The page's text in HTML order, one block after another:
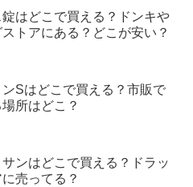
はどこで買える？ドンキや
ストアにある？どこが安い？
Sはどこで買える？市販で
所はどこ？
ンはどこで買える？ドラッ
売ってる？